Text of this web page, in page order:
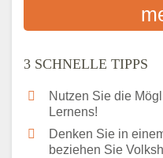
3 SCHNELLE TIPPS
Nutzen Sie die
Lernens!
Denken Sie in
beziehen Sie